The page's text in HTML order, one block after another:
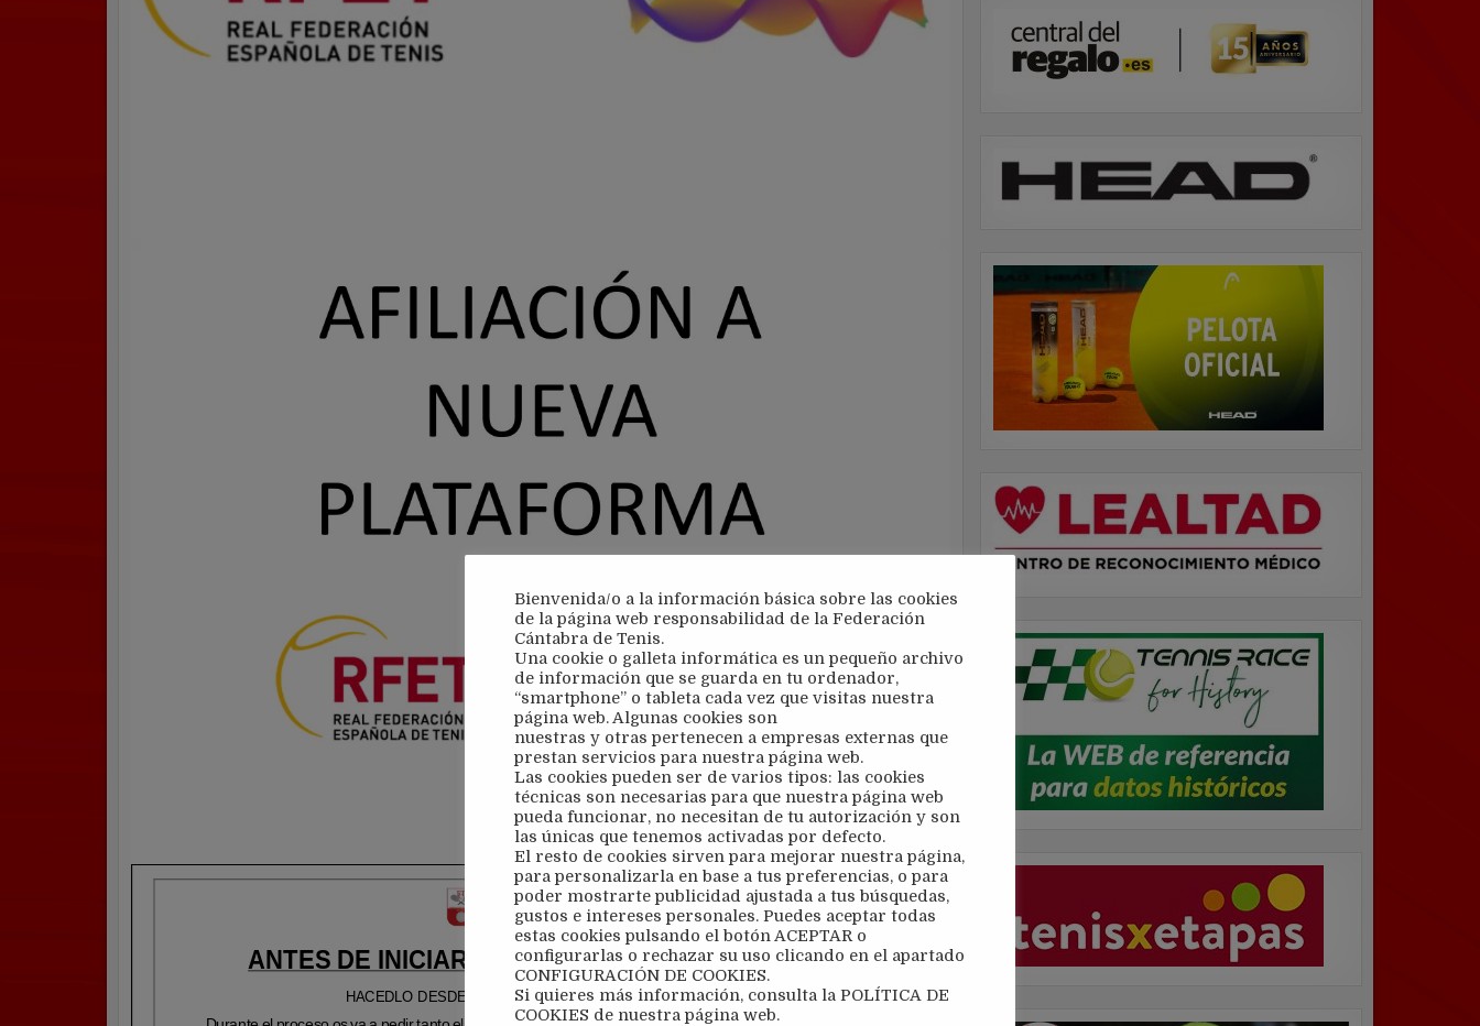
Bienvenida/o a la información básica sobre las cookies
de la página web responsabilidad de la Federación
Cántabra de Tenis.
Una cookie o galleta informática es un pequeño archivo
de información que se guarda en tu ordenador,
“smartphone” o tableta cada vez que visitas nuestra
página web. Algunas cookies son
nuestras y otras pertenecen a empresas externas que
prestan servicios para nuestra página web.
Las cookies pueden ser de varios tipos: las cookies
técnicas son necesarias para que nuestra página web
pueda funcionar, no necesitan de tu autorización y son
las únicas que tenemos activadas por defecto.
El resto de cookies sirven para mejorar nuestra página,
para personalizarla en base a tus preferencias, o para
poder mostrarte publicidad ajustada a tus búsquedas,
gustos e intereses personales. Puedes aceptar todas
estas cookies pulsando el botón ACEPTAR o
configurarlas o rechazar su uso clicando en el apartado
CONFIGURACIÓN DE COOKIES.
Si quieres más información, consulta la POLÍTICA DE
COOKIES de nuestra página web.